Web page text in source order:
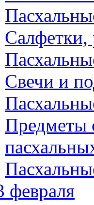
Салфетки,
Свечи и
Предметы
февраля